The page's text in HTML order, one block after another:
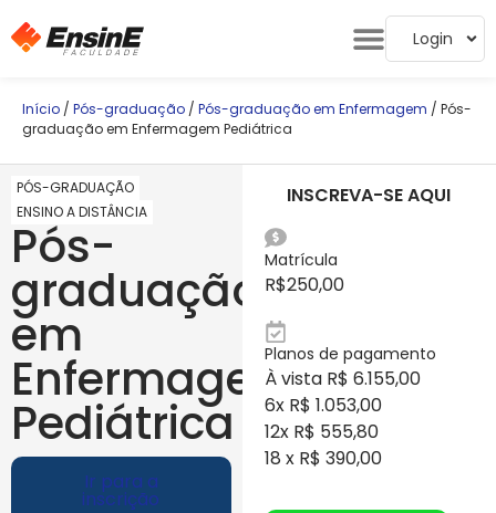
Login
Início / Pós-graduação / Pós-graduação em Enfermagem / Pós-
graduação em Enfermagem Pediátrica
PÓS-GRADUAÇÃO
ENSINO A DISTÂNCIA
Pós-
graduação
em
Enfermagem
Pediátrica
Ir para a
inscrição
INSCREVA-SE AQUI
Matrícula
R$250,00
Planos de pagamento
À vista R$ 6.155,00
6x R$ 1.053,00
12x R$ 555,80
18 x R$ 390,00